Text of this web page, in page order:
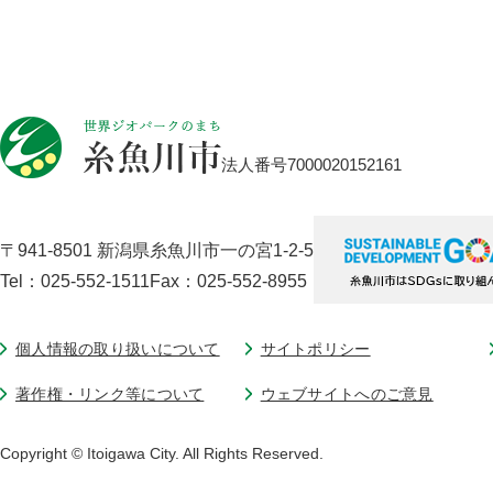
法人番号7000020152161
〒941-8501 新潟県糸魚川市一の宮1-2-5
Tel：025-552-1511Fax：025-552-8955
個人情報の取り扱いについて サイトポリシー
著作権・リンク等について ウェブサイトへのご意見
Copyright © Itoigawa City. All Rights Reserved.